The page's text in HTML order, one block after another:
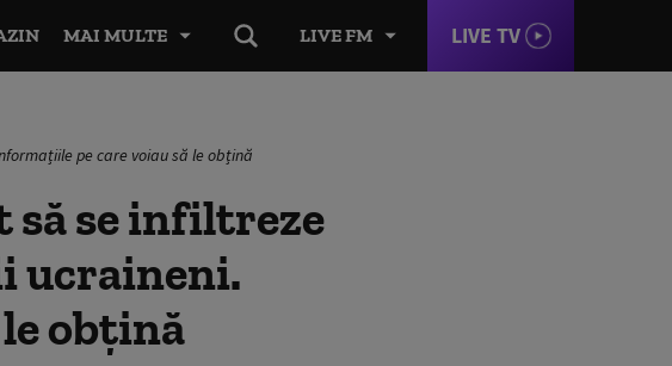
LIVE FM LIVE TV
MAI MULTE
pe care voiau să le obțină
să se infiltreze
ucraineni.
obțină